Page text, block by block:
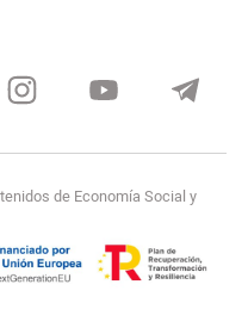
de Economía Social y